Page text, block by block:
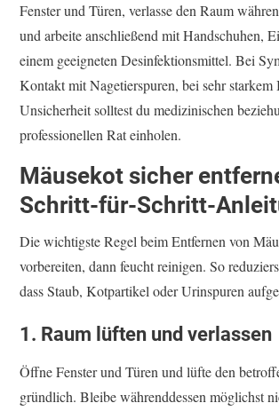
Fenster und Türen, verlasse den Raum
und arbeite anschließend mit Handschuhen,
einem geeigneten Desinfektionsmittel. Bei
Kontakt mit Nagetierspuren, bei sehr
Unsicherheit solltest du medizinischen
professionellen Rat einholen.
Mäusekot sicher
Schritt-für-Schritt-
Die wichtigste Regel beim Entfernen von
vorbereiten, dann feucht reinigen. So
dass Staub, Kotpartikel oder Urinspuren
1. Raum lüften und verlassen
Öffne Fenster und Türen und lüfte den
gründlich. Bleibe währenddessen möglichst